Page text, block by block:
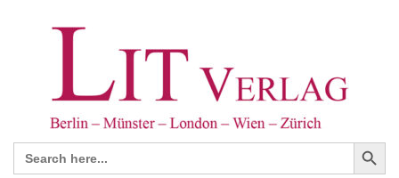
Search
for:
Search Button